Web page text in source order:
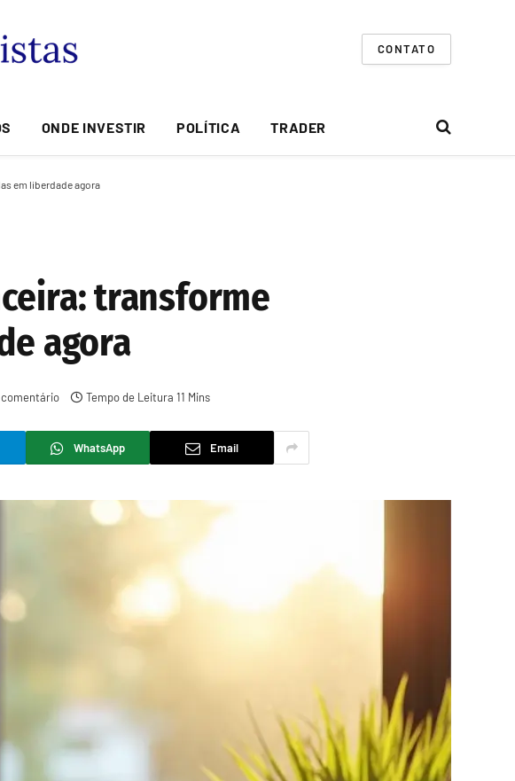
CONTATO
ONDE INVESTIR POLÍTICA TRADER
em liberdade agora
transforme
agora
Tempo de Leitura 11 Mins
WhatsApp Email